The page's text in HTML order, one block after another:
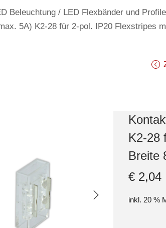
Beleuchtung / LED Flexbänder und Profile
5A) K2-28 für 2-pol. IP20 Flexstripes
K2-28
Breite
€2,04
inkl. 20 %